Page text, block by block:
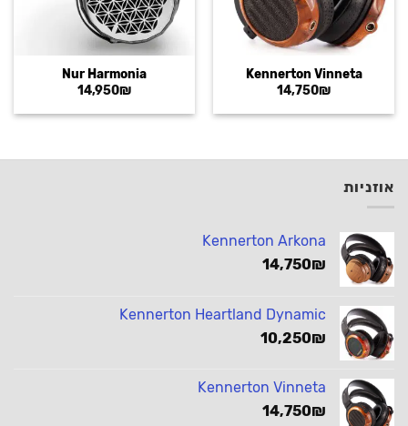
Kennerton Vinneta
14,750₪
Nur Harmonia
14,950₪
אוזניות
Kennerton Arkona
14,750₪
Kennerton Heartland Dynamic
10,250₪
Kennerton Vinneta
14,750₪